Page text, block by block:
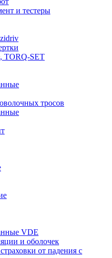
и тестеры
TORQ-SET
тросов
VDE
и оболочек
от падения с